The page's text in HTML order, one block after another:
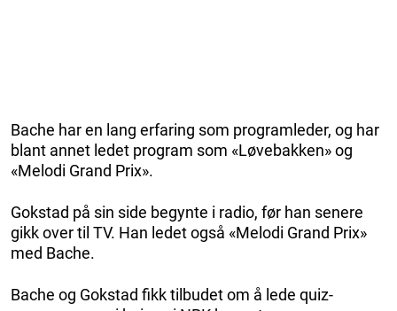
Bache har en lang erfaring som programleder, og har
blant annet ledet program som «Løvebakken» og
«Melodi Grand Prix».
Gokstad på sin side begynte i radio, før han senere
gikk over til TV. Han ledet også «Melodi Grand Prix»
med Bache.
Bache og Gokstad fikk tilbudet om å lede quiz-